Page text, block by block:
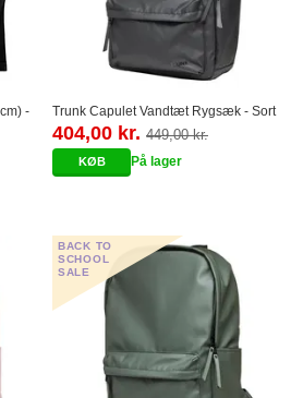
-
Trunk Capulet Vandtæt Rygsæk - Sort
404,00 kr. 449,00 kr.
På lager
BACK TO
SCHOOL
SALE